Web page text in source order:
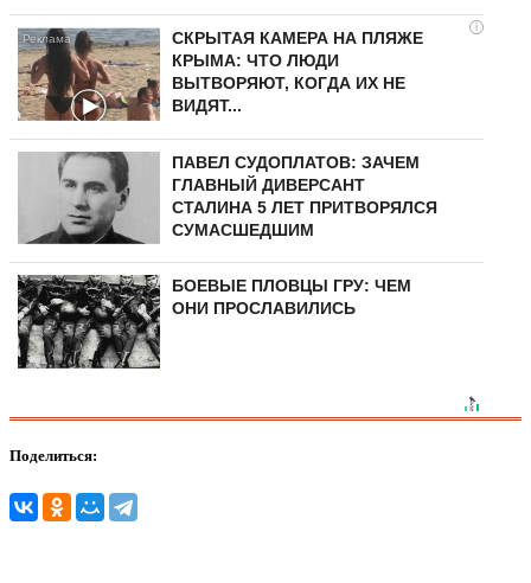
i
СКРЫТАЯ КАМЕРА НА ПЛЯЖЕ
КРЫМА: ЧТО ЛЮДИ
ВЫТВОРЯЮТ, КОГДА ИХ НЕ
ВИДЯТ...
ПАВЕЛ СУДОПЛАТОВ: ЗАЧЕМ
ГЛАВНЫЙ ДИВЕРСАНТ
СТАЛИНА 5 ЛЕТ ПРИТВОРЯЛСЯ
СУМАСШЕДШИМ
БОЕВЫЕ ПЛОВЦЫ ГРУ: ЧЕМ
ОНИ ПРОСЛАВИЛИСЬ
Поделиться: